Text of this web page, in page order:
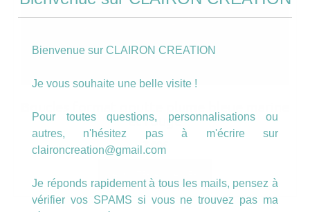
et rouge
7.00€
Bienvenue sur CLAIRON CREATION
Je vous souhaite une belle visite !
Pour toutes questions, personnalisations ou
autres, n'hésitez pas à m'écrire sur
claironcreation@gmail.com
Je réponds rapidement à tous les mails, pensez à
vérifier vos SPAMS si vous ne trouvez pas ma